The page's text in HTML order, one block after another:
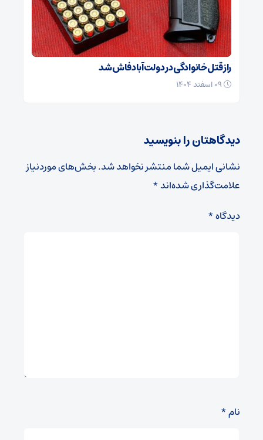
راز قتل خانوادگی در دولت‌آباد فاش شد
دیدگاهتان را بنویسید
نشانی ایمیل شما منتشر نخواهد شد.بخش‌های موردنیاز
علامت‌گذاری شده‌اند*
دیدگاه*
نام*